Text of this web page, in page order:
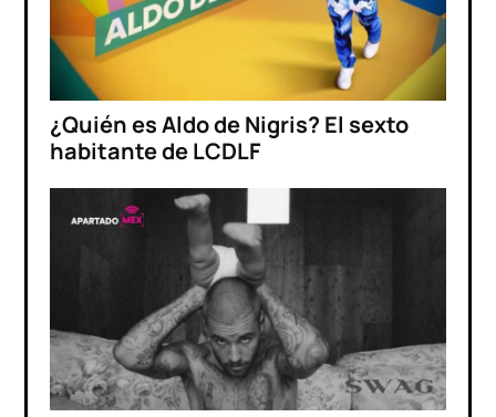
¿Quién es Aldo de Nigris? El sexto
habitante de LCDLF